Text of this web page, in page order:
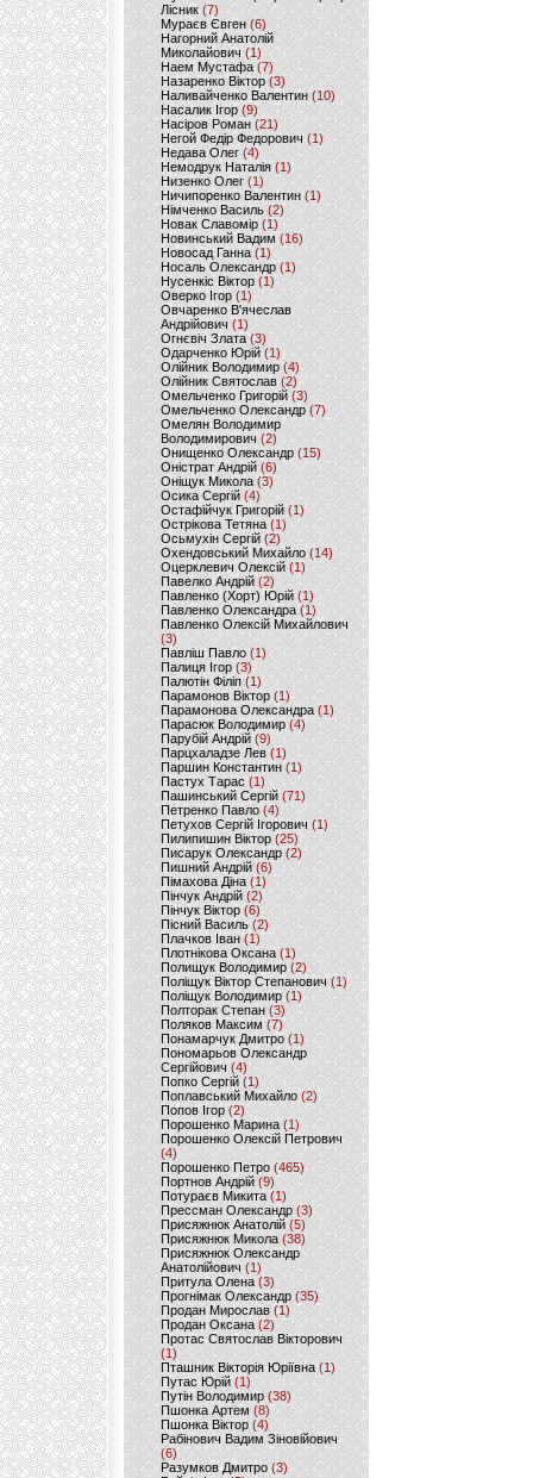
Лісник (7)
Мураєв Євген(6)
Нагорний Анатолій
Миколайович (1)
Наем Мустафа (7)
Назаренко Віктор (3)
Наливайченко Валентин (10)
Насалик Ігор(9)
Насіров Роман (21)
Негой Федір Федорович(1)
Недава Олег(4)
Немодрук Наталія(1)
Низенко Олег (1)
Ничипоренко Валентин (1)
Німченко Василь (2)
Новак Славомір (1)
Новинський Вадим (16)
Новосад Ганна (1)
Носаль Олександр (1)
Нусенкіс Віктор (1)
Оверко Ігор (1)
Овчаренко В'ячеслав
Андрійович(1)
Огнєвіч Злата (3)
Одарченко Юрій(1)
Олійник Володимир (4)
Олійник Святослав (2)
Омельченко Григорій (3)
Омельченко Олександр(7)
Омелян Володимир
Володимирович (2)
Онищенко Олександр (15)
Оністрат Андрій (6)
Оніщук Микола (3)
Осика Сергій(4)
Остафійчук Григорій(1)
Острікова Тетяна (1)
Осьмухін Сергій (2)
Охендовський Михайло (14)
Оцерклевич Олексій (1)
Павелко Андрій (2)
Павленко (Хорт) Юрій (1)
Павленко Олександра (1)
Павленко Олексій Михайлович
(3)
Павліш Павло(1)
Палиця Ігор (3)
Палютін Філіп(1)
Парамонов Віктор (1)
Парамонова Олександра(1)
Парасюк Володимир(4)
Парубій Андрій (9)
Парцхаладзе Лев (1)
Паршин Константин(1)
Пастух Тарас (1)
Пашинський Сергій (71)
Петренко Павло (4)
Петухов Сергій Ігорович (1)
Пилипишин Віктор(25)
Писарук Олександр(2)
Пишний Андрій (6)
Пімахова Діна(1)
Пінчук Андрій(2)
Пінчук Віктор (6)
Пісний Василь (2)
Плачков Іван(1)
Плотнікова Оксана (1)
Полищук Володимир(2)
Поліщук Віктор Степанович(1)
Поліщук Володимир (1)
Полторак Степан(3)
Поляков Максим (7)
Понамарчук Дмитро (1)
Пономарьов Олександр
Сергійович(4)
Попко Сергій (1)
Поплавський Михайло (2)
Попов Ігор(2)
Порошенко Марина (1)
Порошенко Олексій Петрович
(4)
Порошенко Петро (465)
Портнов Андрій (9)
Потураєв Микита(1)
Прессман Олександр(3)
Присяжнюк Анатолій (5)
Присяжнюк Микола (38)
Присяжнюк Олександр
Анатолійович (1)
Притула Олена (3)
Прогнімак Олександр(35)
Продан Мирослав(1)
Продан Оксана (2)
Протас Святослав Вікторович
(1)
Пташник Вікторія Юріївна (1)
Путас Юрій (1)
Путін Володимир(38)
Пшонка Артем (8)
Пшонка Віктор(4)
Рабінович Вадим Зіновійович
(6)
Разумков Дмитро (3)